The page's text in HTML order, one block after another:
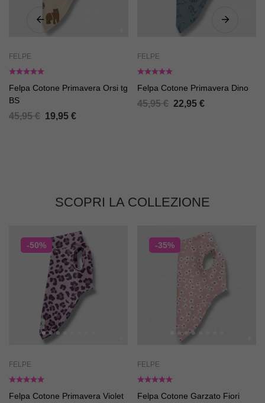
FELPE
Felpa Cotone Primavera Orsi tg
BS
45,95€ 19,95 €
FELPE
Felpa Cotone Primavera Dino
45,95€ 22,95 €
SCOPRI LA COLLEZIONE
-50%
FELPE
Felpa Cotone Primavera Violet
-35%
FELPE
Felpa Cotone Garzato Fiori